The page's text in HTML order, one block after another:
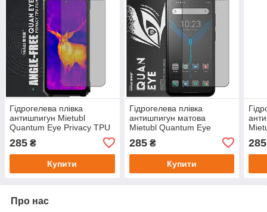
Гідрогелева плівка
антишпигун Mietubl
Quantum Eye Privacy TPU
Film для Blackview BL9000
Pro
285 ₴
Купити
Гідрогелева плівка
антишпигун матова
Mietubl Quantum Eye
BL5000
285₴
Купити
285
Про нас